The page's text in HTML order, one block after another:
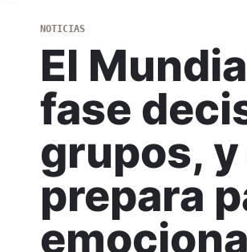
NOTICIAS
El
fase
grupos, y
prepara